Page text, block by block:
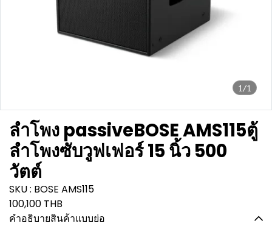
1/1
ลำโพง passiveBOSE AMS115ตู้
ลำโพงซับวูฟเฟอร์ 15 นิ้ว 500
วัตต์
SKU : BOSE AMS115
100,100 THB
คำอธิบายสินค้าแบบย่อ